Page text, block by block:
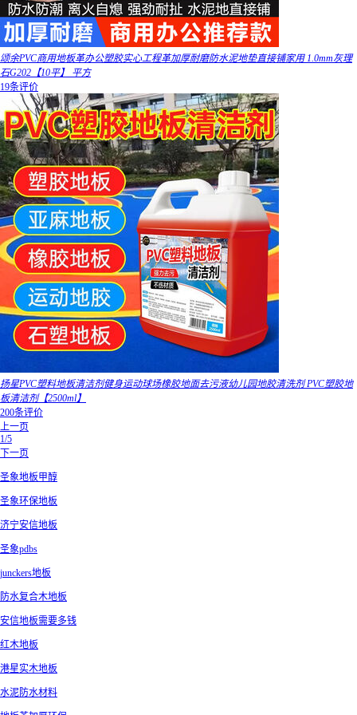
颂余PVC商用地板革办公塑胶实心工程革加厚耐磨防水泥地垫直接铺家用 1.0mm灰理
石G202【10平】 平方
19条评价
扬星PVC塑料地板清洁剂健身运动球场橡胶地面去污液幼儿园地胶清洗剂 PVC塑胶地
板清洁剂【2500ml】
200条评价
上一页
1/5
下一页
圣象地板甲醇
圣象环保地板
济宁安信地板
圣象pdbs
junckers地板
防水复合木地板
安信地板需要多钱
红木地板
港星实木地板
水泥防水材料